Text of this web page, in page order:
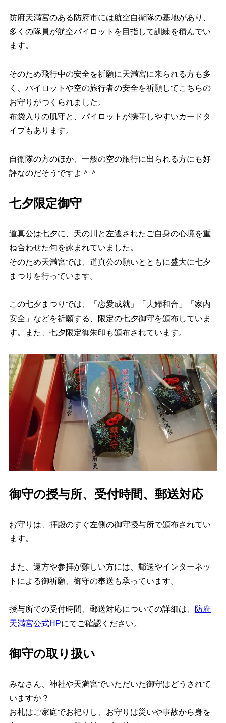
防府天満宮のある防府市には航空自衛隊の基地があり、
多くの隊員が航空パイロットを目指して訓練を積んでい
ます。
そのため飛行中の安全を祈願に天満宮に来られる方も多
く、パイロットや空の旅行者の安全を祈願してこちらの
お守りがつくられました。
布袋入りの肌守と、パイロットが携帯しやすいカードタ
イプもあります。
自衛隊の方のほか、一般の空の旅行に出られる方にも好
評なのだそうですよ＾＾
七夕限定御守
道真公は七夕に、天の川と左遷されたご自身の心境を重
ね合わせた句を詠まれていました。
そのため天満宮では、道真公の願いとともに盛大に七夕
まつりを行っています。
この七夕まつりでは、「恋愛成就」「夫婦和合」「家内
安全」などを祈願する、限定の七夕御守を頒布していま
す。また、七夕限定御朱印も頒布されています。
御守の授与所、受付時間、郵送対応
お守りは、拝殿のすぐ左側の御守授与所で頒布されてい
ます。
また、遠方や参拝が難しい方には、郵送やインターネッ
トによる御祈願、御守の奉送も承っています。
授与所での受付時間、郵送対応についての詳細は、
防府
天満宮公式HPにてご確認ください。
御守の取り扱い
みなさん、神社や天満宮でいただいた御守はどうされて
いますか？
お札はご家庭でお祀りし、お守りは災いや事故から身を